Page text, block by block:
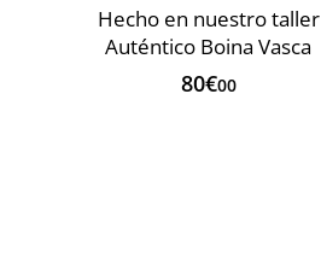
Hecho en nuestro taller
Auténtico Boina Vasca
80€00